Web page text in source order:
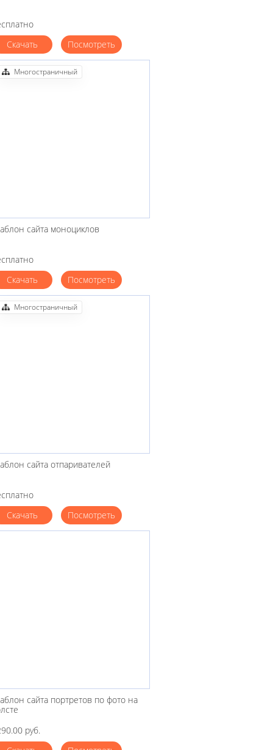
Скачать
Посмотреть
сайта моноциклов
Скачать
Посмотреть
Многостраничный
сайта отпаривателей
Скачать
Посмотреть
Многостраничный
сайта портретов по фото на
руб.